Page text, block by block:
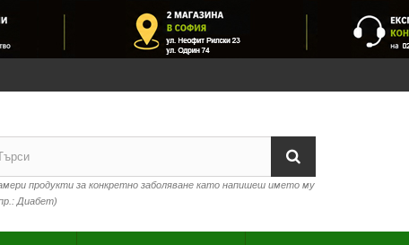
продукти за конкретно заболяване като напишеш името му
Диабет)